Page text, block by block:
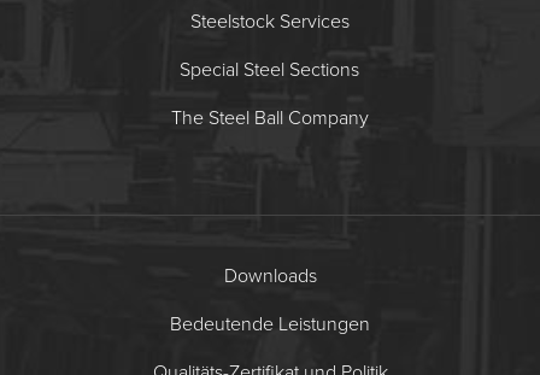
Steelstock Services
Special Steel Sections
The Steel Ball Company
Downloads
Bedeutende Leistungen